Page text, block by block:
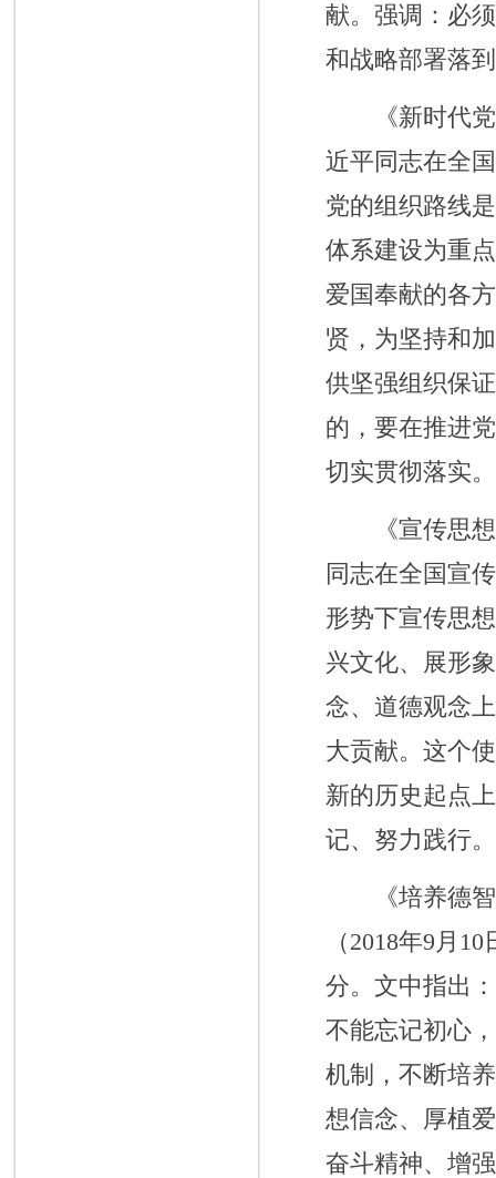
献。强调：必
和战略部署落
《新时代党
近平同志在全
党的组织路线
体系建设为重
爱国奉献的各
贤，为坚持和
供坚强组织保
的，要在推进
切实贯彻落实。
《宣传思想
同志在全国宣
形势下宣传思
兴文化、展形
念、道德观念
大贡献。这个
新的历史起点
记、努力践行。
《培养德智
（2018年9月
分。文中指出
不能忘记初心
机制，不断培
想信念、厚植
奋斗精神、增